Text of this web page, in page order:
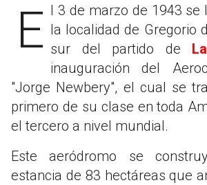
El 3 de marzo de 1943 se llevó a cabo en la localidad de Gregorio
sur del partido de
inauguración del
"Jorge Newbery", el cual se
primero de su clase en toda
el tercero a nivel mundial.
Este aeródromo se
estancia de 83 hectáreas que